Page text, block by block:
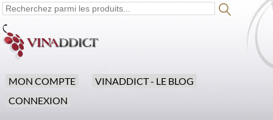
MON COMPTE
VINADDICT - LE BLOG
CONNEXION